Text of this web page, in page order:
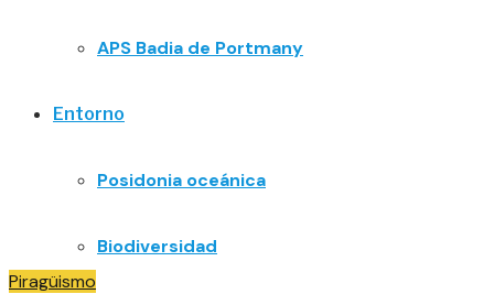
APS Badia de Portmany
Entorno
Posidonia oceánica
Biodiversidad
Piragüismo